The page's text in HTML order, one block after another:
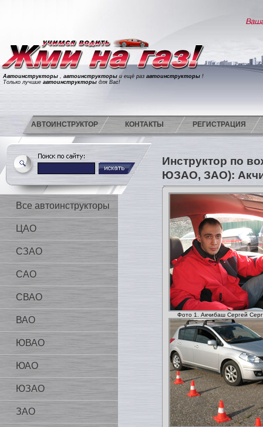
Автоинструкторы , автоинструкторы и ещё раз автоинструкторы !
Только лучшие автоинструкторы для Вас!
АВТОИНСТРУКТОР КОНТАКТЫ РЕГИСТРАЦИЯ
Все автоинструкторы
ЦАО
СЗАО
САО
СВАО
ВАО
ЮВАО
ЮАО
ЮЗАО
ЗАО
Инструктор по
ЮЗАО, ЗАО):
Фото 1. Акчибаш Сергей